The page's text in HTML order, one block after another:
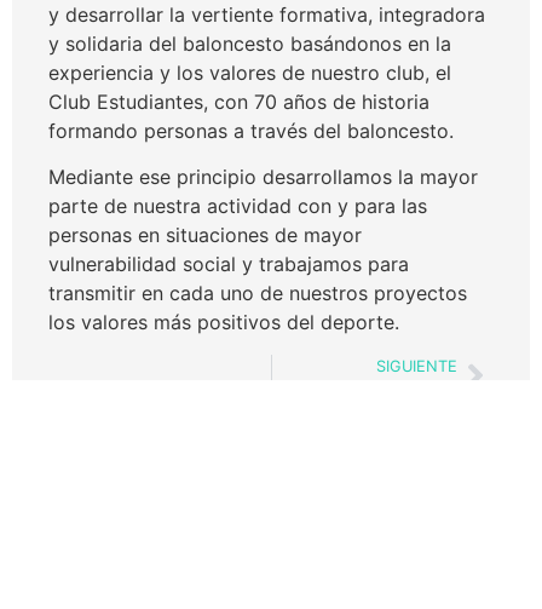
y desarrollar la vertiente formativa, integradora
y solidaria del baloncesto basándonos en la
experiencia y los valores de nuestro club, el
Club Estudiantes, con 70 años de historia
formando personas a través del baloncesto.
Mediante ese principio desarrollamos la mayor
parte de nuestra actividad con y para las
personas en situaciones de mayor
vulnerabilidad social y trabajamos para
transmitir en cada uno de nuestros proyectos
los valores más positivos del deporte.
SIGUIENTE